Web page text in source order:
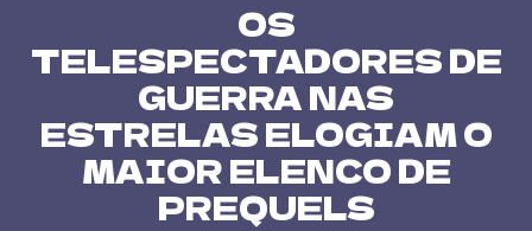
OS
TELESPECTADORES DE
GUERRA NAS
ESTRELAS ELOGIAM O
MAIOR ELENCO DE
PREQUELS